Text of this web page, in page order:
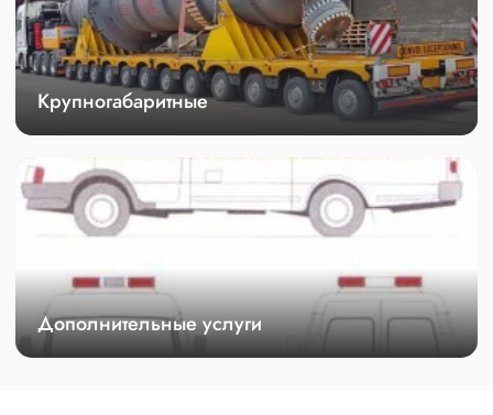
Крупногабаритные
Дополнительные услуги